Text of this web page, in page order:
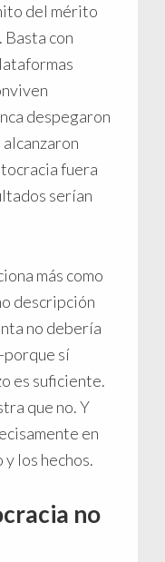
del mérito
con
despegaron
fuera
serían
más como
descripción
no debería
sí
es suficiente.
que no. Y
en
los hechos.
no